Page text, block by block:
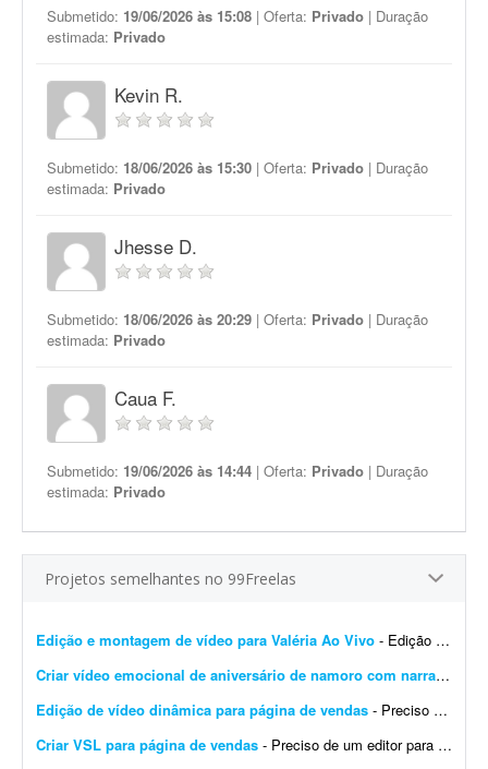
Submetido: 19/06/2026 às 15:08 | Oferta: Privado | Duração
estimada: Privado
Kevin R.
Submetido: 18/06/2026 às 15:30 | Oferta: Privado | Duração
estimada: Privado
Jhesse D.
Submetido: 18/06/2026 às 20:29 | Oferta: Privado | Duração
estimada: Privado
Caua F.
Submetido: 19/06/2026 às 14:44 | Oferta: Privado | Duração
estimada: Privado
Projetos semelhantes no 99Freelas
Edição e montagem de vídeo para Valéria Ao Vivo - Edição e montagem do vídeo do programa Valéria Ao Vivo. Link com arquivos para edição: https://drive.google.com/drive/folders/1sT13iWzsBmjAsmgQud0M3fb5CG...
Criar vídeo emocional de aniversário de namoro com narração
Edição de vídeo dinâmica para página de vendas - Preciso de um editor de vídeo para realizar uma edição dinâmica de um vídeo destinado a uma página de vendas. O vídeo precisa ser bem editado, com &...
Criar VSL para página de vendas - Preciso de um editor para criar uma VSL bem dinâmica para uma página de vendas. O objetivo é chamar a atenção do lead e gerar muitas conversões.